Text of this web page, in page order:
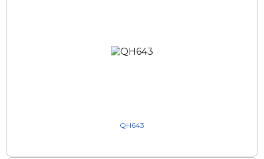
QH643